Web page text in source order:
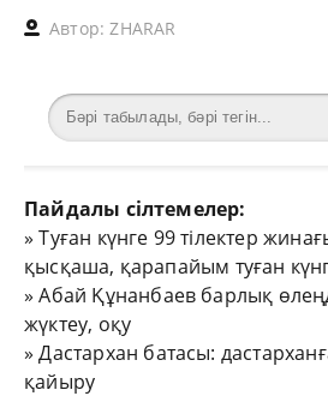
Автор:ZHARAR
Пайдалы сілтемелер:
»Туған күнге 99 тілектер
қысқаша, қарапайым туған
»Абай Құнанбаев барлық
жүктеу, оқу
»Дастархан батасы:
қайыру